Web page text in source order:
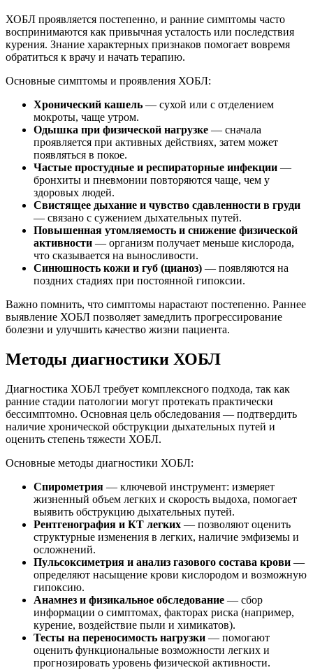
ХОБЛ проявляется постепенно, и ранние симптомы часто
воспринимаются как привычная усталость или последствия
курения. Знание характерных признаков помогает вовремя
обратиться к врачу и начать терапию.
Основные симптомы и проявления ХОБЛ:
Хронический кашель — сухой или с отделением
мокроты, чаще утром.
Одышка при физической нагрузке — сначала
проявляется при активных действиях, затем может
появляться в покое.
Частые простудные и респираторные инфекции —
бронхиты и пневмонии повторяются чаще, чем у
здоровых людей.
Свистящее дыхание и чувство сдавленности в груди
— связано с сужением дыхательных путей.
Повышенная утомляемость и снижение физической
активности — организм получает меньше кислорода,
что сказывается на выносливости.
Синюшность кожи и губ (цианоз) — появляются на
поздних стадиях при постоянной гипоксии.
Важно помнить, что симптомы нарастают постепенно. Раннее
выявление ХОБЛ позволяет замедлить прогрессирование
болезни и улучшить качество жизни пациента.
Методы диагностики ХОБЛ
Диагностика ХОБЛ требует комплексного подхода, так как
ранние стадии патологии могут протекать практически
бессимптомно. Основная цель обследования — подтвердить
наличие хронической обструкции дыхательных путей и
оценить степень тяжести ХОБЛ.
Основные методы диагностики ХОБЛ:
Спирометрия — ключевой инструмент: измеряет
жизненный объем легких и скорость выдоха, помогает
выявить обструкцию дыхательных путей.
Рентгенография и КТ легких — позволяют оценить
структурные изменения в легких, наличие эмфиземы и
осложнений.
Пульсоксиметрия и анализ газового состава крови —
определяют насыщение крови кислородом и возможную
гипоксию.
Анамнез и физикальное обследование — сбор
информации о симптомах, факторах риска (например,
курение, воздействие пыли и химикатов).
Тесты на переносимость нагрузки — помогают
оценить функциональные возможности легких и
прогнозировать уровень физической активности.